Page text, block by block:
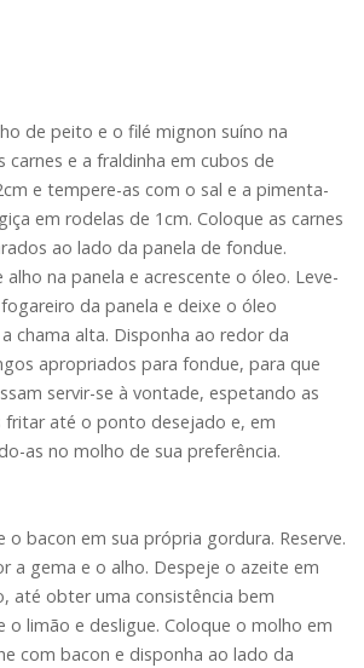
de peito e o filé mignon suíno na
carnes e a fraldinha em cubos de
e tempere-as com o sal e a pimenta-
em rodelas de 1cm. Coloque as carnes
ao lado da panela de fondue.
na panela e acrescente o óleo. Leve-
da panela e deixe o óleo
chama alta. Disponha ao redor da
apropriados para fondue, para que
servir-se à vontade, espetando as
fritar até o ponto desejado e, em
as no molho de sua preferência.
o bacon em sua própria gordura. Reserve.
a gema e o alho. Despeje o azeite em
até obter uma consistência bem
o limão e desligue. Coloque o molho em
com bacon e disponha ao lado da